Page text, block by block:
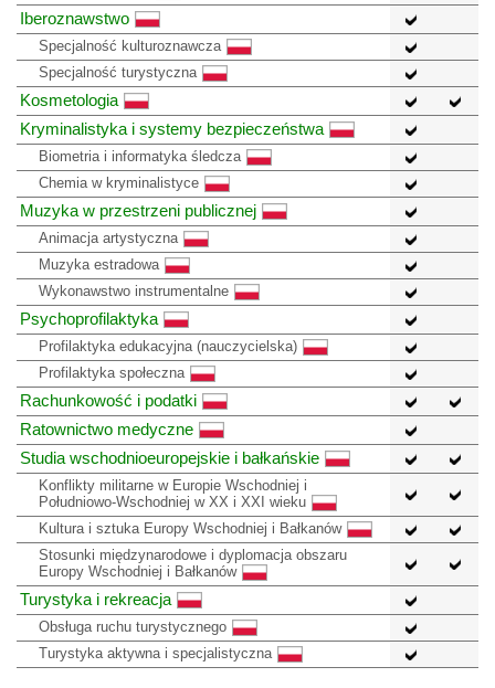
Iberoznawstwo
Specjalność kulturoznawcza
Specjalność turystyczna
Kosmetologia
Kryminalistyka i systemy bezpieczeństwa
Biometria i informatyka śledcza
Chemia w kryminalistyce
Muzyka w przestrzeni publicznej
Animacja artystyczna
Muzyka estradowa
Wykonawstwo instrumentalne
Psychoprofilaktyka
Profilaktyka edukacyjna (nauczycielska)
Profilaktyka społeczna
Rachunkowość i podatki
Ratownictwo medyczne
Studia wschodnioeuropejskie i bałkańskie
Konflikty militarne w Europie Wschodniej i
Południowo-Wschodniej w XX i XXI wieku
Kultura i sztuka Europy Wschodniej i Bałkanów
Stosunki międzynarodowe i dyplomacja obszaru
Europy Wschodniej i Bałkanów
Turystyka i rekreacja
Obsługa ruchu turystycznego
Turystyka aktywna i specjalistyczna